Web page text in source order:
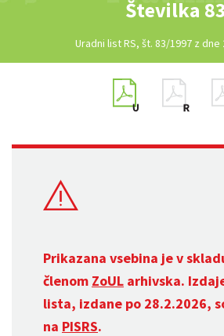
Številka 83
Uradni list RS, št. 83/1997 z dne
Prikazana vsebina je v
členom ZoUL arhivska.
lista, izdane po 28.2.2026,
na PISRS.